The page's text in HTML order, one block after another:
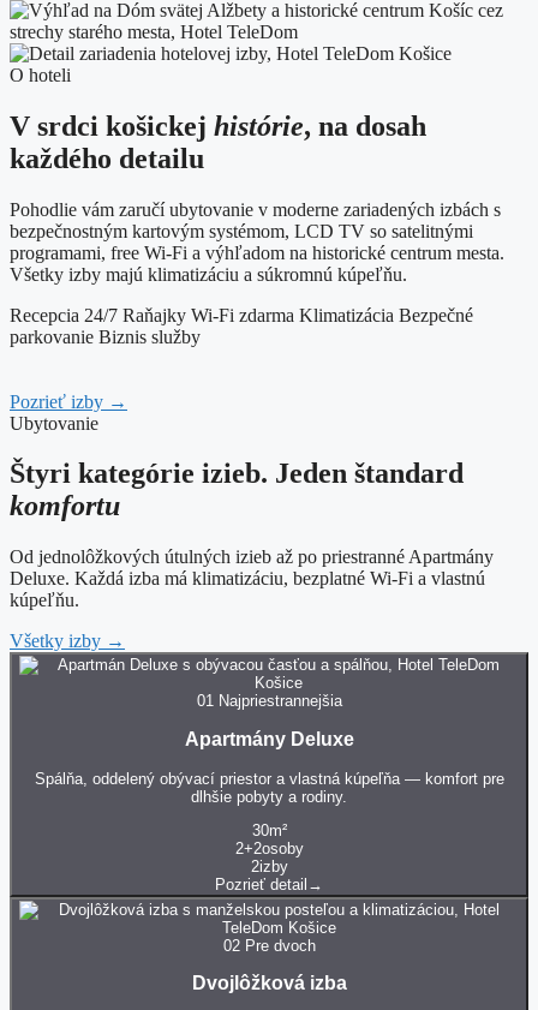
O hoteli
V srdci košickej histórie, na dosah
každého detailu
Pohodlie vám zaručí ubytovanie v moderne zariadených izbách s
bezpečnostným kartovým systémom, LCD TV so satelitnými
programami, free Wi-Fi a výhľadom na historické centrum mesta.
Všetky izby majú klimatizáciu a súkromnú kúpeľňu.
Recepcia 24/7 Raňajky Wi-Fi zdarma Klimatizácia Bezpečné
parkovanie Biznis služby
Pozrieť izby →
Ubytovanie
Štyri kategórie izieb. Jeden štandard
komfortu
Od jednolôžkových útulných izieb až po priestranné Apartmány
Deluxe. Každá izba má klimatizáciu, bezplatné Wi-Fi a vlastnú
kúpeľňu.
Všetky izby →
01 Najpriestrannejšia
Apartmány Deluxe
Spálňa, oddelený obývací priestor a vlastná kúpeľňa — komfort pre
dlhšie pobyty a rodiny.
30m²
2+2osoby
2izby
Pozrieť detail →
02 Pre dvoch
Dvojlôžková izba